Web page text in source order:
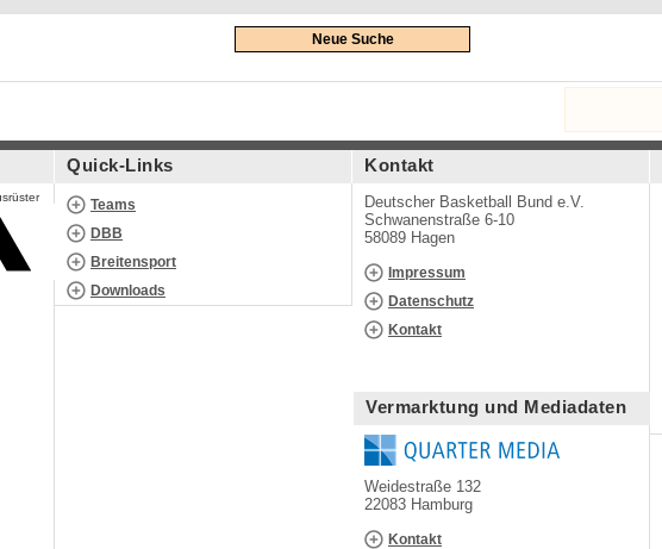
Neue Suche
Quick-Links
Teams
DBB
Breitensport
Downloads
Kontakt
Deutscher Basketball Bund e.V.
Schwanenstraße 6-10
58089 Hagen
Impressum
Datenschutz
Kontakt
Vermarktung und Mediadaten
Weidestraße 132
22083 Hamburg
Kontakt